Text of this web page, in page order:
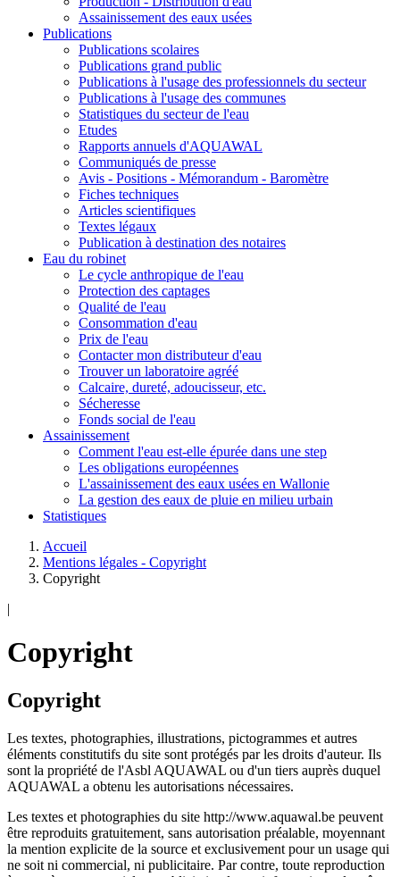
Assainissement des eaux usées
Publications
Publications scolaires
Publications grand public
Publications à l'usage des professionnels du secteur
Publications à l'usage des communes
Statistiques du secteur de l'eau
Etudes
Rapports annuels d'AQUAWAL
Communiqués de presse
Avis - Positions - Mémorandum - Baromètre
Fiches techniques
Articles scientifiques
Textes légaux
Publication à destination des notaires
Eau du robinet
Le cycle anthropique de l'eau
Protection des captages
Qualité de l'eau
Consommation d'eau
Prix de l'eau
Contacter mon distributeur d'eau
Trouver un laboratoire agréé
Calcaire, dureté, adoucisseur, etc.
Sécheresse
Fonds social de l'eau
Assainissement
Comment l'eau est-elle épurée dans une step
Les obligations européennes
L'assainissement des eaux usées en Wallonie
La gestion des eaux de pluie en milieu urbain
Statistiques
Accueil
Mentions légales - Copyright
Copyright
|
Copyright
Copyright
Les textes, photographies, illustrations, pictogrammes et autres
éléments constitutifs du site sont protégés par les droits d'auteur. Ils
sont la propriété de l'Asbl AQUAWAL ou d'un tiers auprès duquel
AQUAWAL a obtenu les autorisations nécessaires.
Les textes et photographies du site http://www.aquawal.be peuvent
être reproduits gratuitement, sans autorisation préalable, moyennant
la mention explicite de la source et exclusivement pour un usage qui
ne soit ni commercial, ni publicitaire. Par contre, toute reproduction